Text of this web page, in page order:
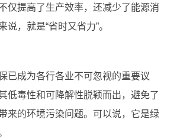
仅提高了生产效率，还减少了能源消
说，就是“省时又省力”。
已成为各行各业不可忽视的重要议
低毒性和可降解性脱颖而出，避免了
来的环境污染问题。可以说，它是绿